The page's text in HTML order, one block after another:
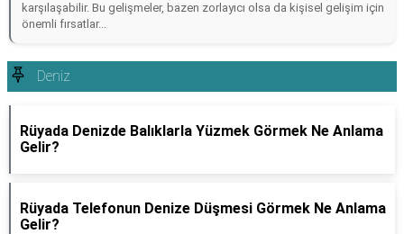
karşılaşabilir. Bu gelişmeler, bazen zorlayıcı olsa da kişisel gelişim için
önemli fırsatlar...
Deniz
Rüyada Denizde Balıklarla Yüzmek Görmek Ne Anlama
Gelir?
Rüyada Telefonun Denize Düşmesi Görmek Ne Anlama
Gelir?